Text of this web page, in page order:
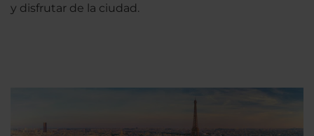
y disfrutar de la ciudad.